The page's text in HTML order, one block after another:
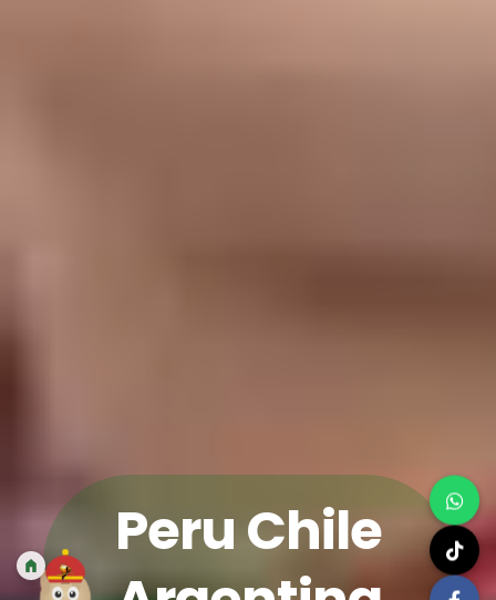
Peru Chile